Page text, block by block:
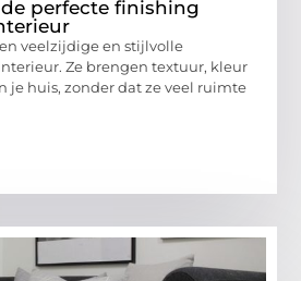
perfecte finishing
veelzijdige en stijlvolle
Ze brengen textuur, kleur
je huis, zonder dat ze veel ruimte